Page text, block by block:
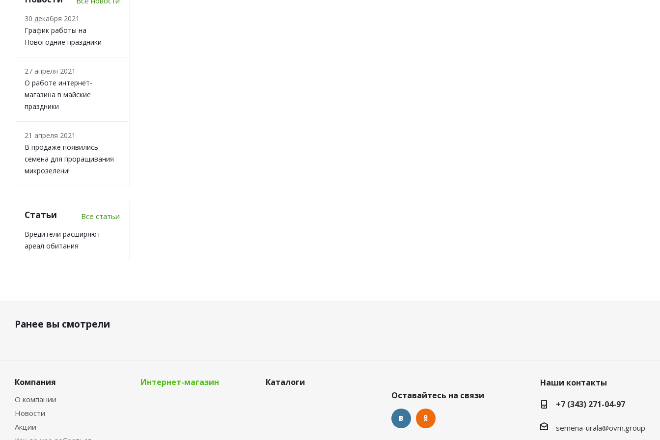
30 декабря 2021
График работы на
Новогодние праздники
27 апреля 2021
О работе интернет-
магазина в майские
праздники
21 апреля 2021
В продаже появились
семена для проращивания
микрозелени!
Статьи Все статьи
Вредители расширяют
ареал обитания
Ранее вы смотрели
Компания
О компании
Новости
Акции
Интернет-магазин
Каталоги
Оставайтесь на связи
Наши контакты
+7 (343) 271-04-97
semena-urala@ovm.group